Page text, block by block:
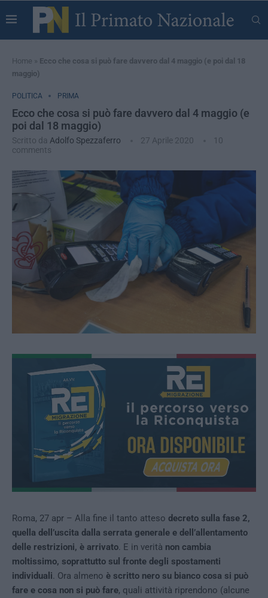
Home » Ecco che cosa si può fare davvero dal 4 maggio (e poi dal 18
maggio)
POLITICA PRIMA
Ecco che cosa si può fare davvero dal 4 maggio (e
poi dal 18 maggio)
Scritto da Adolfo Spezzaferro 27 Aprile 2020
10
comments
Roma, 27 apr – Alla fine il tanto atteso decreto sulla fase 2,
quella dell’uscita dalla serrata generale e dell’allentamento
delle restrizioni, è arrivato. E in verità non cambia
moltissimo, soprattutto sul fronte degli spostamenti
individuali. Ora almeno è scritto nero su bianco cosa si può
fare e cosa non si può fare, quali attività riprendono (alcune